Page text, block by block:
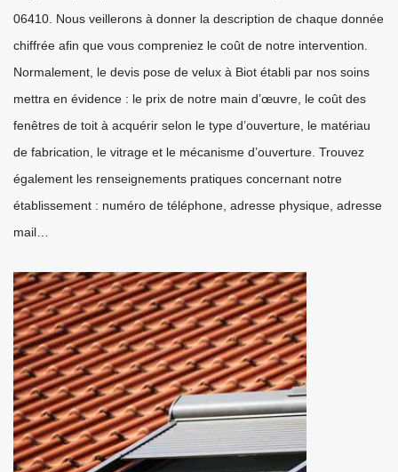
06410. Nous veillerons à donner la description de chaque donnée
chiffrée afin que vous compreniez le coût de notre intervention.
Normalement, le devis pose de velux à Biot établi par nos soins
mettra en évidence : le prix de notre main d’œuvre, le coût des
fenêtres de toit à acquérir selon le type d’ouverture, le matériau
de fabrication, le vitrage et le mécanisme d’ouverture. Trouvez
également les renseignements pratiques concernant notre
établissement : numéro de téléphone, adresse physique, adresse
mail…